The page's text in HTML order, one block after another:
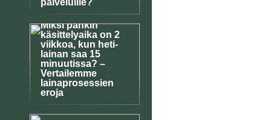
palveluille?
Miksi pankin
käsittelyaika on 2
viikkoa, kun heti-
lainan saa 15
minuutissa? –
Vertailemme
lainaprosessien
eroja